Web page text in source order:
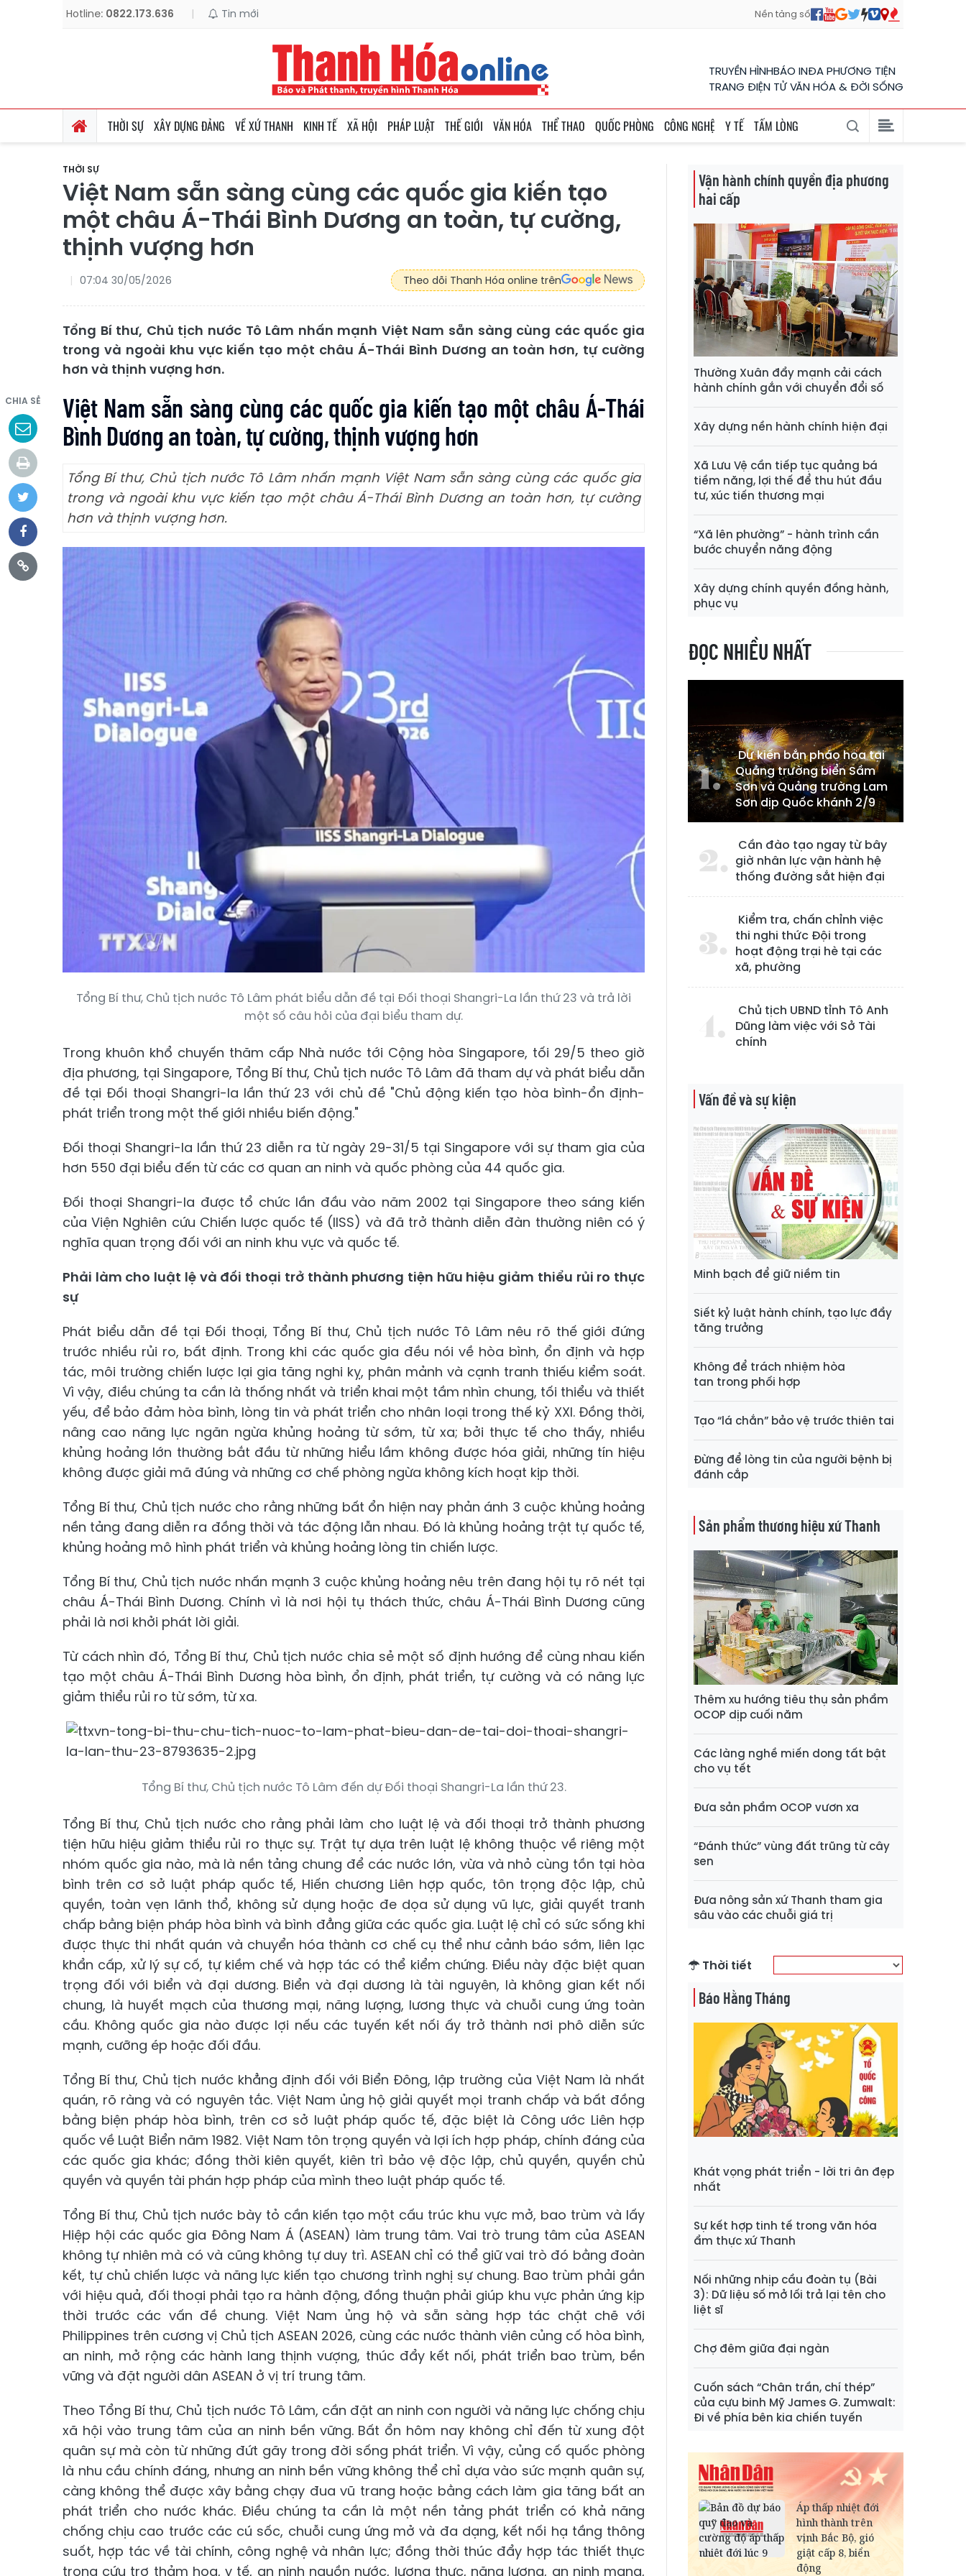
Hotline: 0822.173.636 | Tin mới Nền tảng số
TRUYỀN HÌNHBÁO INĐA PHƯƠNG TIỆN
TRANG ĐIỆN TỬ VĂN HÓA & ĐỜI SỐNG
THỜI SỰ XÂY DỰNG ĐẢNG VỀ XỨ THANH KINH TẾ XÃ HỘI PHÁP LUẬT THẾ GIỚI VĂN HÓA THỂ THAO QUỐC PHÒNG CÔNG NGHỆ Y TẾ TẤM LÒNG
THỜI SỰ
Việt Nam sẵn sàng cùng các quốc gia kiến tạo
một châu Á-Thái Bình Dương an toàn, tự cường,
thịnh vượng hơn
07:04 30/05/2026 Theo dõi Thanh Hóa online trên
Tổng Bí thư, Chủ tịch nước Tô Lâm nhấn mạnh Việt Nam sẵn sàng cùng các quốc gia
trong và ngoài khu vực kiến tạo một châu Á-Thái Bình Dương an toàn hơn, tự cường
hơn và thịnh vượng hơn.
CHIA SẺ
Việt Nam sẵn sàng cùng các quốc gia kiến tạo một châu Á-Thái
Bình Dương an toàn, tự cường, thịnh vượng hơn
Tổng Bí thư, Chủ tịch nước Tô Lâm nhấn mạnh Việt Nam sẵn sàng cùng các quốc gia
trong và ngoài khu vực kiến tạo một châu Á-Thái Bình Dương an toàn hơn, tự cường
hơn và thịnh vượng hơn.
Tổng Bí thư, Chủ tịch nước Tô Lâm phát biểu dẫn đề tại Đối thoại Shangri-La lần thứ 23 và trả lời
một số câu hỏi của đại biểu tham dự.
Trong khuôn khổ chuyến thăm cấp Nhà nước tới Cộng hòa Singapore, tối 29/5 theo giờ
địa phương, tại Singapore, Tổng Bí thư, Chủ tịch nước Tô Lâm đã tham dự và phát biểu dẫn
đề tại Đối thoại Shangri-la lần thứ 23 với chủ đề "Chủ động kiến tạo hòa bình-ổn định-
phát triển trong một thế giới nhiều biến động."
Đối thoại Shangri-la lần thứ 23 diễn ra từ ngày 29-31/5 tại Singapore với sự tham gia của
hơn 550 đại biểu đến từ các cơ quan an ninh và quốc phòng của 44 quốc gia.
Đối thoại Shangri-la được tổ chức lần đầu vào năm 2002 tại Singapore theo sáng kiến
của Viện Nghiên cứu Chiến lược quốc tế (IISS) và đã trở thành diễn đàn thường niên có ý
nghĩa quan trọng đối với an ninh khu vực và quốc tế.
Phải làm cho luật lệ và đối thoại trở thành phương tiện hữu hiệu giảm thiểu rủi ro thực
sự
Phát biểu dẫn đề tại Đối thoại, Tổng Bí thư, Chủ tịch nước Tô Lâm nêu rõ thế giới đứng
trước nhiều rủi ro, bất định. Trong khi các quốc gia đều nói về hòa bình, ổn định và hợp
tác, môi trường chiến lược lại gia tăng nghi kỵ, phân mảnh và cạnh tranh thiếu kiểm soát.
Vì vậy, điều chúng ta cần là thống nhất và triển khai một tầm nhìn chung, tối thiểu và thiết
yếu, để bảo đảm hòa bình, lòng tin và phát triển cho nhân loại trong thế kỷ XXI. Đồng thời,
nâng cao năng lực ngăn ngừa khủng hoảng từ sớm, từ xa; bởi thực tế cho thấy, nhiều
khủng hoảng lớn thường bắt đầu từ những hiểu lầm không được hóa giải, những tín hiệu
không được giải mã đúng và những cơ chế phòng ngừa không kích hoạt kịp thời.
Tổng Bí thư, Chủ tịch nước cho rằng những bất ổn hiện nay phản ánh 3 cuộc khủng hoảng
nền tảng đang diễn ra đồng thời và tác động lẫn nhau. Đó là khủng hoảng trật tự quốc tế,
khủng hoảng mô hình phát triển và khủng hoảng lòng tin chiến lược.
Tổng Bí thư, Chủ tịch nước nhấn mạnh 3 cuộc khủng hoảng nêu trên đang hội tụ rõ nét tại
châu Á-Thái Bình Dương. Chính vì là nơi hội tụ thách thức, châu Á-Thái Bình Dương cũng
phải là nơi khởi phát lời giải.
Từ cách nhìn đó, Tổng Bí thư, Chủ tịch nước chia sẻ một số định hướng để cùng nhau kiến
tạo một châu Á-Thái Bình Dương hòa bình, ổn định, phát triển, tự cường và có năng lực
giảm thiểu rủi ro từ sớm, từ xa.
Tổng Bí thư, Chủ tịch nước Tô Lâm đến dự Đối thoại Shangri-La lần thứ 23.
Tổng Bí thư, Chủ tịch nước cho rằng phải làm cho luật lệ và đối thoại trở thành phương
tiện hữu hiệu giảm thiểu rủi ro thực sự. Trật tự dựa trên luật lệ không thuộc về riêng một
nhóm quốc gia nào, mà là nền tảng chung để các nước lớn, vừa và nhỏ cùng tồn tại hòa
bình trên cơ sở luật pháp quốc tế, Hiến chương Liên hợp quốc, tôn trọng độc lập, chủ
quyền, toàn vẹn lãnh thổ, không sử dụng hoặc đe dọa sử dụng vũ lực, giải quyết tranh
chấp bằng biện pháp hòa bình và bình đẳng giữa các quốc gia. Luật lệ chỉ có sức sống khi
được thực thi nhất quán và chuyển hóa thành cơ chế cụ thể như cảnh báo sớm, liên lạc
khẩn cấp, xử lý sự cố, tự kiềm chế và hợp tác có thể kiểm chứng. Điều này đặc biệt quan
trọng đối với biển và đại dương. Biển và đại dương là tài nguyên, là không gian kết nối
chung, là huyết mạch của thương mại, năng lượng, lương thực và chuỗi cung ứng toàn
cầu. Không quốc gia nào được lợi nếu các tuyến kết nối ấy trở thành nơi phô diễn sức
mạnh, cưỡng ép hoặc đối đầu.
Tổng Bí thư, Chủ tịch nước khẳng định đối với Biển Đông, lập trường của Việt Nam là nhất
quán, rõ ràng và có nguyên tắc. Việt Nam ủng hộ giải quyết mọi tranh chấp và bất đồng
bằng biện pháp hòa bình, trên cơ sở luật pháp quốc tế, đặc biệt là Công ước Liên hợp
quốc về Luật Biển năm 1982. Việt Nam tôn trọng quyền và lợi ích hợp pháp, chính đáng của
các quốc gia khác; đồng thời kiên quyết, kiên trì bảo vệ độc lập, chủ quyền, quyền chủ
quyền và quyền tài phán hợp pháp của mình theo luật pháp quốc tế.
Tổng Bí thư, Chủ tịch nước bày tỏ cần kiến tạo một cấu trúc khu vực mở, bao trùm và lấy
Hiệp hội các quốc gia Đông Nam Á (ASEAN) làm trung tâm. Vai trò trung tâm của ASEAN
không tự nhiên mà có và cũng không tự duy trì. ASEAN chỉ có thể giữ vai trò đó bằng đoàn
kết, tự chủ chiến lược và năng lực kiến tạo chương trình nghị sự chung. Bao trùm phải gắn
với hiệu quả, đối thoại phải tạo ra hành động, đồng thuận phải giúp khu vực phản ứng kịp
thời trước các vấn đề chung. Việt Nam ủng hộ và sẵn sàng hợp tác chặt chẽ với
Philippines trên cương vị Chủ tịch ASEAN 2026, cùng các nước thành viên củng cố hòa bình,
an ninh, mở rộng các hành lang thịnh vượng, thúc đẩy kết nối, phát triển bao trùm, bền
vững và đặt người dân ASEAN ở vị trí trung tâm.
Theo Tổng Bí thư, Chủ tịch nước Tô Lâm, cần đặt an ninh con người và năng lực chống chịu
xã hội vào trung tâm của an ninh bền vững. Bất ổn hôm nay không chỉ đến từ xung đột
quân sự mà còn từ những đứt gãy trong đời sống phát triển. Vì vậy, củng cố quốc phòng
là nhu cầu chính đáng, nhưng an ninh bền vững không thể chỉ dựa vào sức mạnh quân sự,
càng không thể được xây bằng chạy đua vũ trang hoặc bằng cách làm gia tăng bất an
phát triển cho nước khác. Điều chúng ta cần là một nền tảng phát triển có khả năng
chống chịu cao trước các cú sốc, chuỗi cung ứng mở và đa dạng, kết nối hạ tầng thông
suốt, hợp tác về tài chính, công nghệ và nhân lực; đồng thời thúc đẩy hợp tác thiết thực
trong cứu trợ thảm họa, y tế, an ninh nguồn nước, lương thực, năng lượng, an ninh mạng,
Vận hành chính quyền địa phương
hai cấp
Thường Xuân đẩy mạnh cải cách
hành chính gắn với chuyển đổi số
Xây dựng nền hành chính hiện đại
Xã Lưu Vệ cần tiếp tục quảng bá
tiềm năng, lợi thế để thu hút đầu
tư, xúc tiến thương mại
“Xã lên phường” - hành trình cần
bước chuyển năng động
Xây dựng chính quyền đồng hành,
phục vụ
ĐỌC NHIỀU NHẤT
Dự kiến bắn pháo hoa tại
Quảng trường biển Sầm
Sơn và Quảng trường Lam
Sơn dịp Quốc khánh 2/9
Cần đào tạo ngay từ bây
giờ nhân lực vận hành hệ
thống đường sắt hiện đại
Kiểm tra, chấn chỉnh việc
thi nghi thức Đội trong
hoạt động trại hè tại các
xã, phường
Chủ tịch UBND tỉnh Tô Anh
Dũng làm việc với Sở Tài
chính
Vấn đề và sự kiện
Minh bạch để giữ niềm tin
Siết kỷ luật hành chính, tạo lực đẩy
tăng trưởng
Không để trách nhiệm hòa
tan trong phối hợp
Tạo “lá chắn” bảo vệ trước thiên tai
Đừng để lòng tin của người bệnh bị
đánh cắp
Sản phẩm thương hiệu xứ Thanh
Thêm xu hướng tiêu thụ sản phẩm
OCOP dịp cuối năm
Các làng nghề miến dong tất bật
cho vụ tết
Đưa sản phẩm OCOP vươn xa
“Đánh thức” vùng đất trũng từ cây
sen
Đưa nông sản xứ Thanh tham gia
sâu vào các chuỗi giá trị
Thời tiết
Báo Hằng Tháng
Khát vọng phát triển - lời tri ân đẹp
nhất
Sự kết hợp tinh tế trong văn hóa
ẩm thực xứ Thanh
Nối những nhịp cầu đoàn tụ (Bài
3): Dữ liệu số mở lối trả lại tên cho
liệt sĩ
Chợ đêm giữa đại ngàn
Cuốn sách “Chân trần, chí thép”
của cựu binh Mỹ James G. Zumwalt:
Đi về phía bên kia chiến tuyến